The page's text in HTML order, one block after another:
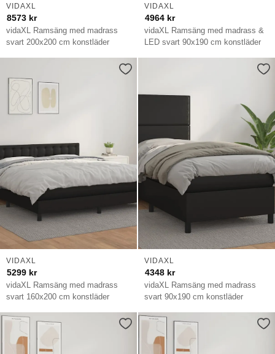
vidaXL Ramsäng med madrass
svart 200x200 cm konstläder
VIDAXL
8573 kr
vidaXL Ramsäng med madrass &
LED svart 90x190 cm konstläder
VIDAXL
4964 kr
vidaXL Ramsäng med madrass
svart 160x200 cm konstläder
VIDAXL
5299 kr
vidaXL Ramsäng med madrass
svart 90x190 cm konstläder
VIDAXL
4348 kr